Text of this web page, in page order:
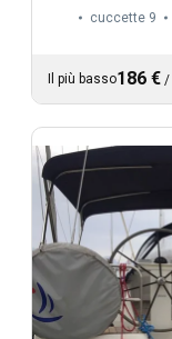
cuccette 9
Il più basso186 € /